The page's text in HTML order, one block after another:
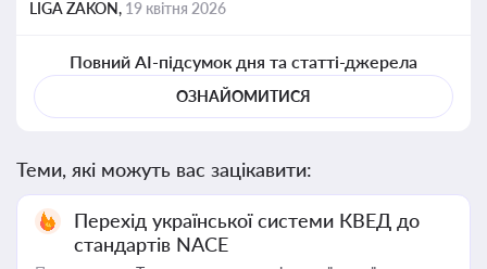
LIGA ZAKON, 19 квітня 2026
Повний AI-підсумок дня та статті-джерела
ОЗНАЙОМИТИСЯ
Теми, які можуть вас зацікавити:
Перехід української системи КВЕД до
стандартів NACE